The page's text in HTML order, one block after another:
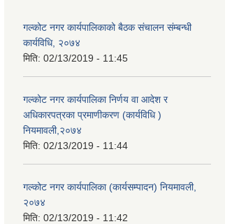
गल्कोट नगर कार्यपालिकाको बैठक संचालन संम्बन्धी
कार्यविधि, २०७४
मिति: 02/13/2019 - 11:45
गल्कोट नगर कार्यपालिका निर्णय वा आदेश र
अधिकारपत्रका प्रमाणीकरण (कार्यविधि )
नियमावली,२०७४
मिति: 02/13/2019 - 11:44
गल्कोट नगर कार्यपालिका (कार्यसम्पादन) नियमावली,
२०७४
मिति: 02/13/2019 - 11:42